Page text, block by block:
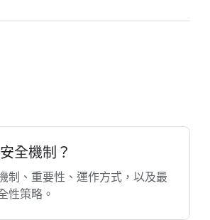
全機制？
制、重要性、運作方式，以及最
性策略。